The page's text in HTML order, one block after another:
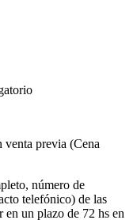
venta previa (Cena
número de
telefónico) de las
en un plazo de 72 hs en